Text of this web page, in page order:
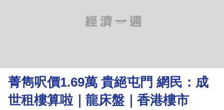
理
財
商
菁雋呎價1.69萬 貴絕屯門 網民：成
世租樓算啦｜龍床盤｜香港樓市